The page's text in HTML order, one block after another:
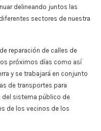
delineando juntos las
sectores de nuestra
reparación de calles de
próximos días como así
y se trabajará en conjunto
de transportes para
del sistema público de
de los vecinos de los